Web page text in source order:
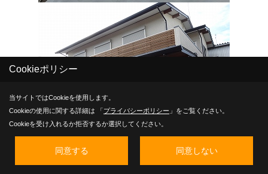
Cookieポリシー
当サイトではCookieを使用します。
Cookieの使用に関する詳細は 「プライバシーポリシー 」をご覧ください。
Cookieを受け入れるか拒否するか選択してください。
同意する 同意しない